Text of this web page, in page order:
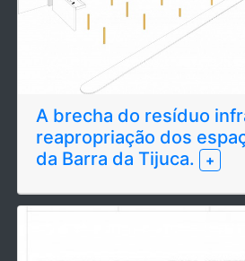
A brecha do resíduo
reapropriação dos
da Barra da Tijuca.
+